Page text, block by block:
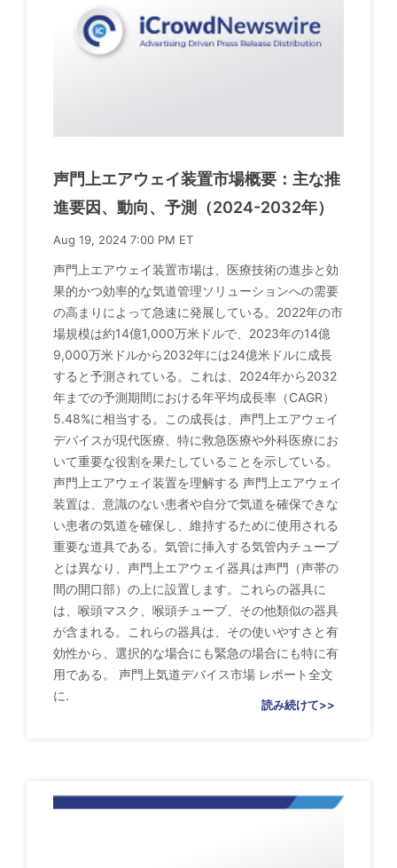
声門上エアウェイ装置市場概要：主な推
進要因、動向、予測（2024-2032年）
Aug 19, 2024 7:00 PM ET
声門上エアウェイ装置市場は、医療技術の進歩と効
果的かつ効率的な気道管理ソリューションへの需要
の高まりによって急速に発展している。2022年の市
場規模は約14億1,000万米ドルで、2023年の14億
9,000万米ドルから2032年には24億米ドルに成長
すると予測されている。これは、2024年から2032
年までの予測期間における年平均成長率（CAGR）
5.48%に相当する。この成長は、声門上エアウェイ
デバイスが現代医療、特に救急医療や外科医療にお
いて重要な役割を果たしていることを示している。
声門上エアウェイ装置を理解する 声門上エアウェイ
装置は、意識のない患者や自分で気道を確保できな
い患者の気道を確保し、維持するために使用される
重要な道具である。気管に挿入する気管内チューブ
とは異なり、声門上エアウェイ器具は声門（声帯の
間の開口部）の上に設置します。これらの器具に
は、喉頭マスク、喉頭チューブ、その他類似の器具
が含まれる。これらの器具は、その使いやすさと有
効性から、選択的な場合にも緊急の場合にも特に有
用である。 声門上気道デバイス市場 レポート全文
に.
読み続けて>>